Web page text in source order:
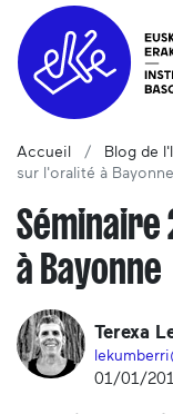
Accueil Blog de
sur l'oralité à Bayonne
Séminaire
à Bayonne
Terexa
01/01/